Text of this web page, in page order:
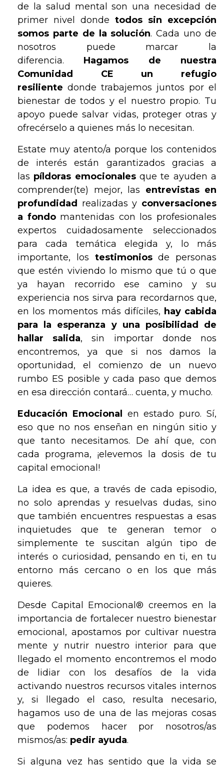
de la salud mental son una necesidad de
primer nivel donde todos sin excepción
somos parte de la solución. Cada uno de
nosotros puede marcar la
diferencia. Hagamos de nuestra
Comunidad CE un refugio
resiliente donde trabajemos juntos por el
bienestar de todos y el nuestro propio. Tu
apoyo puede salvar vidas, proteger otras y
ofrecérselo a quienes más lo necesitan.
Estate muy atento/a porque los contenidos
de interés están garantizados gracias a
las píldoras emocionalesque te ayuden a
comprender(te) mejor, las entrevistas en
profundidad realizadas y conversaciones
a fondo mantenidas con los profesionales
expertos cuidadosamente seleccionados
para cada temática elegida y, lo más
importante, los testimoniosde personas
que estén viviendo lo mismo que tú o que
ya hayan recorrido ese camino y su
experiencia nos sirva para recordarnos que,
en los momentos más difíciles, hay cabida
para la esperanza y una posibilidad de
hallar salida, sin importar donde nos
encontremos, ya que si nos damos la
oportunidad, el comienzo de un nuevo
rumbo ES posible y cada paso que demos
en esa dirección contará… cuenta, y mucho.
Educación Emocional en estado puro. Sí,
eso que no nos enseñan en ningún sitio y
que tanto necesitamos. De ahí que, con
cada programa, ¡elevemos la dosis de tu
capital emocional!
La idea es que, a través de cada episodio,
no solo aprendas y resuelvas dudas, sino
que también encuentres respuestas a esas
inquietudes que te generan temor o
simplemente te suscitan algún tipo de
interés o curiosidad, pensando en ti, en tu
entorno más cercano o en los que más
quieres.
Desde Capital Emocional® creemos en la
importancia de fortalecer nuestro bienestar
emocional, apostamos por cultivar nuestra
mente y nutrir nuestro interior para que
llegado el momento encontremos el modo
de lidiar con los desafíos de la vida
activando nuestros recursos vitales internos
y, si llegado el caso, resulta necesario,
hagamos uso de una de las mejoras cosas
que podemos hacer por nosotros/as
mismos/as: pedir ayuda.
Si alguna vez has sentido que la vida se